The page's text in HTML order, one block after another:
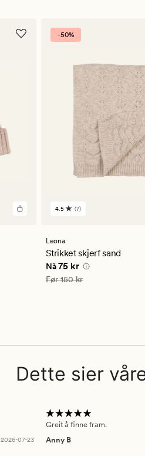
-50%
7
en
gjennomsnittlig
vurdering
på
4.5
4.5 (7)
Leona
Strikket skjerf sand
Nåværende pris
Nå 75 kr
Vanlig pris
Før150 kr
Dette sier
2026-07-23
Greit å finne fram.
Anny B